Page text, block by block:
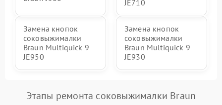
JE710
Замена кнопок
соковыжималки
Braun Multiquick 9
JE950
Замена кнопок
соковыжималки
Braun Multiquick 9
JE930
Этапы ремонта соковыжималки Braun